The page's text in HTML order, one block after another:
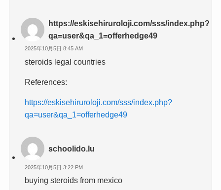
https://eskisehiruroloji.com/sss/index.php?
qa=user&qa_1=offerhedge49
2025年10月5日 8:45 AM
steroids legal countries
References:
https://eskisehiruroloji.com/sss/index.php?
qa=user&qa_1=offerhedge49
schoolido.lu
2025年10月5日 3:22 PM
buying steroids from mexico